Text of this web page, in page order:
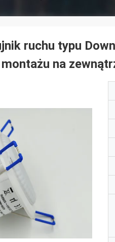
ruchu typu
na